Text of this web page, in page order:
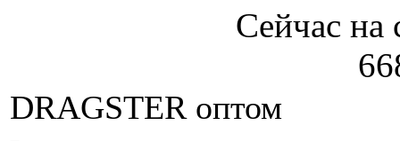
Сейчас на
DRAGSTER оптом